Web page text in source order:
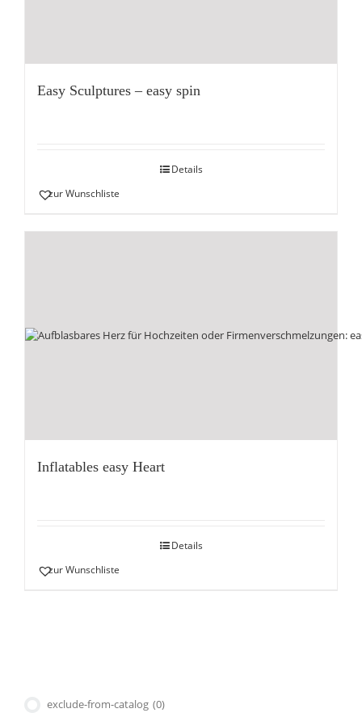
Easy Sculptures – easy spin
Details
zur Wunschliste
Inflatables easy Heart
Details
zur Wunschliste
exclude-from-catalog (0)